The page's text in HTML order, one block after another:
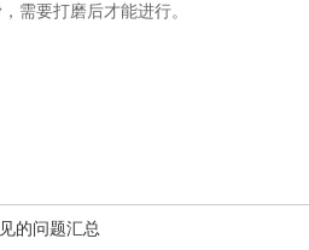
需要打磨后才能进行。
的问题汇总